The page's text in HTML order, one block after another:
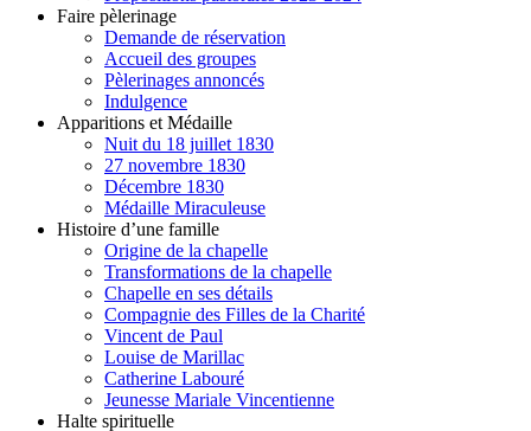
Faire pèlerinage
Demande de réservation
Accueil des groupes
Pèlerinages annoncés
Indulgence
Apparitions et Médaille
Nuit du 18 juillet 1830
27 novembre 1830
Décembre 1830
Médaille Miraculeuse
Histoire d’une famille
Origine de la chapelle
Transformations de la chapelle
Chapelle en ses détails
Compagnie des Filles de la Charité
Vincent de Paul
Louise de Marillac
Catherine Labouré
Jeunesse Mariale Vincentienne
Halte spirituelle